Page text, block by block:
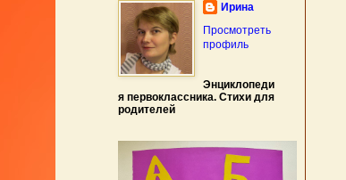
Ирина
Просмотреть
профиль
Энциклопеди
я первоклассника. Стихи для
родителей